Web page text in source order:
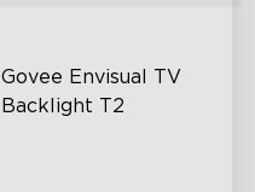
Govee Envisual TV
Backlight T2